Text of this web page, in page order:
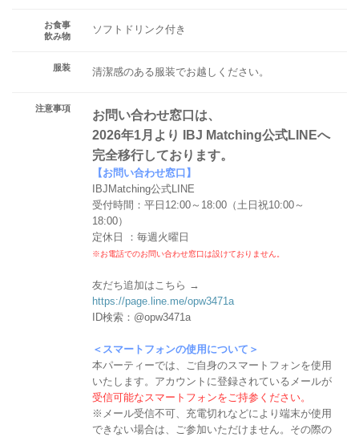
お食事
飲み物
ソフトドリンク付き
服装 清潔感のある服装でお越しください。
注意事項
お問い合わせ窓口は、
2026年1月より IBJ Matching公式LINEへ
完全移行しております。
【お問い合わせ窓口】
IBJMatching公式LINE
受付時間：平日12:00～18:00（土日祝10:00～
18:00）
定休日 ：毎週火曜日
※お電話でのお問い合わせ窓口は設けておりません。
友だち追加はこちら →
https://page.line.me/opw3471a
ID検索：@opw3471a
＜スマートフォンの使用について＞
本パーティーでは、ご自身のスマートフォンを使用
いたします。アカウントに登録されているメールが
受信可能なスマートフォンをご持参ください。
※メール受信不可、充電切れなどにより端末が使用
できない場合は、ご参加いただけません。その際の